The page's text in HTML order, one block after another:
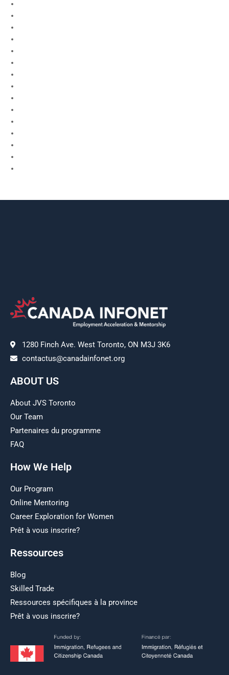
1280 Finch Ave. West Toronto, ON M3J 3K6
contactus@canadainfonet.org
ABOUT US
About JVS Toronto
Our Team
Partenaires du programme
FAQ
How We Help
Our Program
Online Mentoring
Career Exploration for Women
Prêt à vous inscrire?
Ressources
Blog
Skilled Trade
Ressources spécifiques à la province
Prêt à vous inscrire?